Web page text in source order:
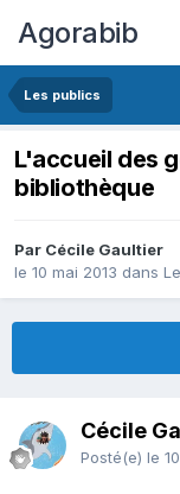
Agorabib
Les publics
L'accueil des
bibliothèque
Par Cécile Gaultier
le 10 mai 2013 dans
Cécile
Posté(e) le